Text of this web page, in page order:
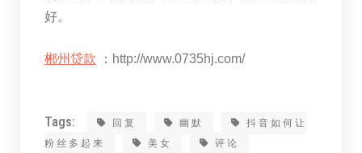
好。
郴州贷款 ：http://www.0735hj.com/
Tags: 回复 幽默
抖音如何让
粉丝多起来
美女 评论